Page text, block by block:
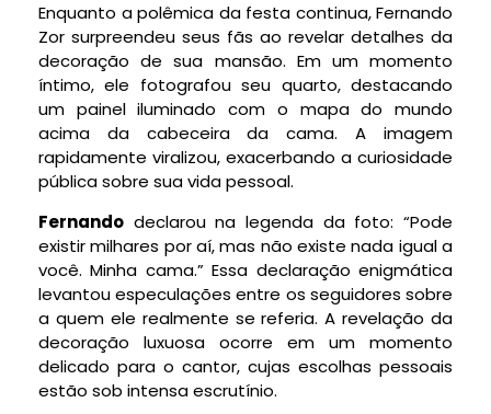
Enquanto a polêmica da festa continua, Fernando
Zor surpreendeu seus fãs ao revelar detalhes da
decoração de sua mansão. Em um momento
íntimo, ele fotografou seu quarto, destacando
um painel iluminado com o mapa do mundo
acima da cabeceira da cama. A imagem
rapidamente viralizou, exacerbando a curiosidade
pública sobre sua vida pessoal.
Fernando declarou na legenda da foto: “Pode
existir milhares por aí, mas não existe nada igual a
você. Minha cama.” Essa declaração enigmática
levantou especulações entre os seguidores sobre
a quem ele realmente se referia. A revelação da
decoração luxuosa ocorre em um momento
delicado para o cantor, cujas escolhas pessoais
estão sob intensa escrutínio.